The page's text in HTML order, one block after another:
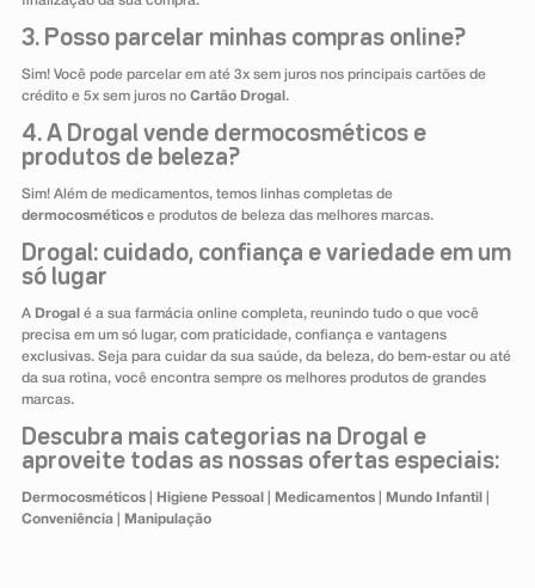
3. Posso parcelar minhas compras online?
Sim! Você pode parcelar em até 3x sem juros nos principais cartões de
crédito e 5x sem juros no Cartão Drogal .
4. A Drogal vende dermocosméticos e
produtos de beleza?
Sim! Além de medicamentos, temos linhas completas de
dermocosméticose produtos de beleza das melhores marcas.
Drogal: cuidado, confiança e variedade em um
só lugar
A Drogal é a sua farmácia online completa, reunindo tudo o que você
precisa em um só lugar, com praticidade, confiança e vantagens
exclusivas. Seja para cuidar da sua saúde, da beleza, do bem-estar ou até
da sua rotina, você encontra sempre os melhores produtos de grandes
marcas.
Descubra mais categorias na Drogal e
aproveite todas as nossas ofertas especiais:
Dermocosméticos| Higiene Pessoal Medicamentos| Mundo Infantil
Conveniência| Manipulação